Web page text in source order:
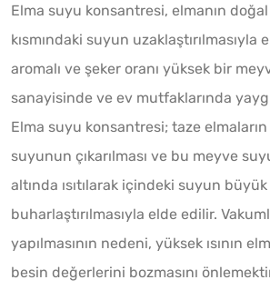
Elma suyu konsantresi, elmanın
kısmındaki suyun
aromalı ve şeker oranı yüksek bir
sanayisinde ve ev mutfaklarında
Elma suyu konsantresi; taze elmaların
suyunun çıkarılması ve bu meyve
altında ısıtılarak içindeki suyun
buharlaştırılmasıyla elde edilir.
yapılmasının nedeni, yüksek ısının
besin değerlerini bozmasını